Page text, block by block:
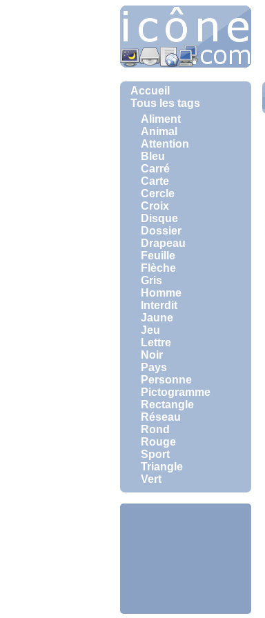
Accueil
Tous les tags
Aliment
Animal
Attention
Bleu
Carré
Carte
Cercle
Croix
Disque
Dossier
Drapeau
Feuille
Flèche
Gris
Homme
Interdit
Jaune
Jeu
Lettre
Noir
Pays
Personne
Pictogramme
Rectangle
Réseau
Rond
Rouge
Sport
Triangle
Vert